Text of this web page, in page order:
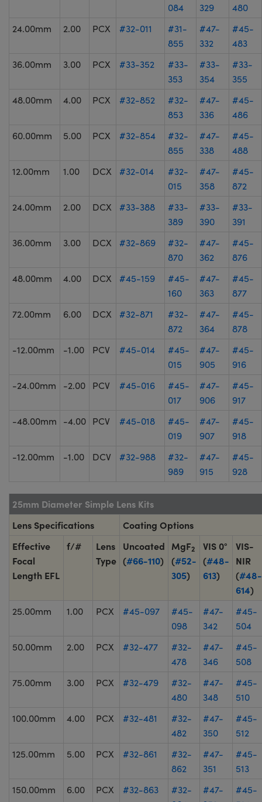
084
329
480
24.00mm
2.00 PCX #32-011
#31-
855
#47-
332
#45-
483
36.00mm
3.00 PCX #33-352
#33-
353
#33-
354
#33-
355
48.00mm
4.00 PCX #32-852
#32-
853
#47-
336
#45-
486
60.00mm
5.00 PCX #32-854
#32-
855
#47-
338
#45-
488
12.00mm
1.00 DCX #32-014
#32-
015
#47-
358
#45-
872
24.00mm
2.00 DCX #33-388
#33-
389
#33-
390
#33-
391
36.00mm
3.00 DCX #32-869
#32-
870
#47-
362
#45-
876
48.00mm
4.00 DCX #45-159
#45-
160
#47-
363
#45-
877
72.00mm
6.00 DCX #32-871
#32-
872
#47-
364
#45-
878
-12.00mm
-1.00 PCV #45-014
#45-
015
#47-
905
#45-
916
-24.00mm
-2.00 PCV #45-016
#45-
017
#47-
906
#45-
917
-48.00mm
-4.00 PCV #45-018
#45-
019
#47-
907
#45-
918
-12.00mm
-1.00 DCV #32-988
#32-
989
#47-
915
#45-
928
25mm Diameter Simple Lens Kits
Lens Specifications
Coating Options
Effective
Focal
Length EFL
f/#
Lens
Type
Uncoated
(#66-110)
MgF2
(#52-
305)
VIS 0°
(#48-
613)
VIS-
NIR
(#48-
614)
25.00mm 1.00 PCX #45-097
#45-
098
#47-
342
#45-
504
50.00mm
2.00 PCX #32-477
#32-
478
#47-
346
#45-
508
75.00mm
3.00 PCX #32-479
#32-
480
#47-
348
#45-
510
100.00mm
4.00 PCX #32-481
#32-
482
#47-
350
#45-
512
125.00mm
5.00 PCX #32-861
#32-
862
#47-
351
#45-
513
150.00mm
6.00 PCX #32-863
#32-
#47-
#45-